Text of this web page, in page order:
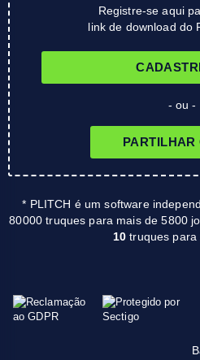
Registre-se aqui
link de download do
- ou -
PARTILHAR
* PLITCH é um software
80000 truques para mais de 5800
10 truques para